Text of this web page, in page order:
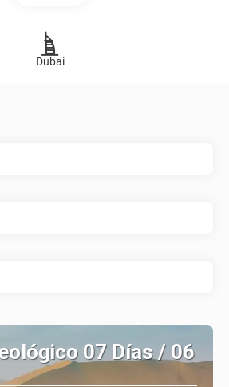
Dubai
07 Días / 06